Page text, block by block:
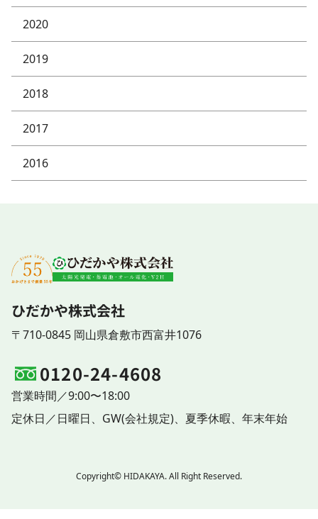
2020
2019
2018
2017
2016
ひだかや株式会社
〒710-0845 岡山県倉敷市西富井1076
0120-24-4608
営業時間／9:00〜18:00
定休日／日曜日、 GW(会社規定)、 夏季休暇、 年末年始
Copyright© HIDAKAYA. All Right Reserved.